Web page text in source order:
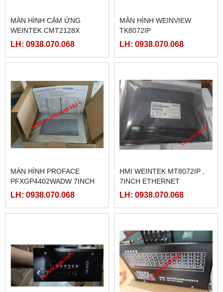
MÀN HÌNH CẢM ỨNG
WEINTEK CMT2128X
LH: 0938.070.068
MÀN HÌNH WEINVIEW
TK8072IP
LH: 0938.070.068
MÀN HÌNH PROFACE
PFXGP4402WADW 7INCH
LH: 0938.070.068
HMI WEINTEK MT8072IP ,
7INCH ETHERNET
LH: 0938.070.068